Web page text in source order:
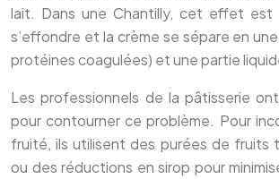
lait. Dans une Chantilly, cet effet est
s’effondre et la crème se sépare en
protéines coagulées) et une partie
Les professionnels de la pâtisserie
pour contourner ce problème. Pour
fruité, ils utilisent des purées de fruits
ou des réductions en sirop pour